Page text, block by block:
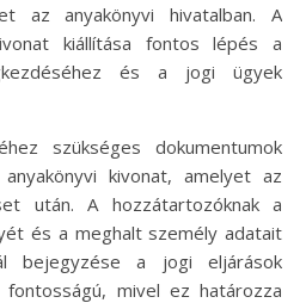
az anyakönyvi hivatalban. A
kiállítása fontos lépés a
és a jogi ügyek
szükséges dokumentumok
kivonat, amelyet az
után. A hozzátartozóknak a
és a meghalt személy adatait
bejegyzése a jogi eljárások
mivel ez határozza